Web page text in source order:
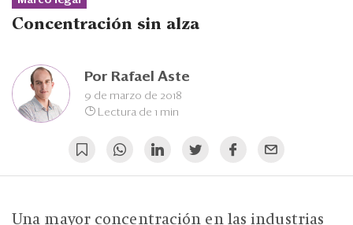
Economía y Finanzas
Eventos
Blogs
Ranking CEO
Concentración sin alza
Por Rafael Aste
9 de marzo de 2018
Lectura de 1 min
Una mayor concentración en las industrias